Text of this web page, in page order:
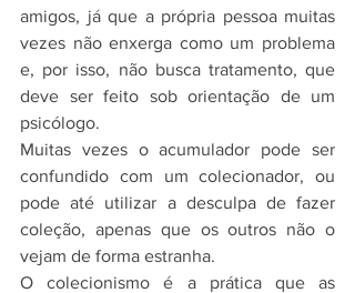
amigos, já que a própria pessoa muitas
vezes não enxerga como um problema
e, por isso, não busca tratamento, que
deve ser feito sob orientação de um
psicólogo.
Muitas vezes o acumulador pode ser
confundido com um colecionador, ou
pode até utilizar a desculpa de fazer
coleção, apenas que os outros não o
vejam de forma estranha.
O colecionismo é a prática que as